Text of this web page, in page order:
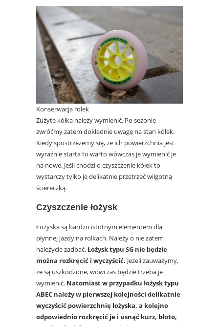
Konserwacja rolek
Zużyte kółka należy wymienić. Po sezonie
zwróćmy zatem dokładnie uwagę na stan kółek.
Kiedy spostrzeżemy się, że ich powierzchnia jest
wyraźnie starta to warto wówczas je wymienić je
na nowe. Jeśli chodzi o czyszczenie kółek to
wystarczy tylko je delikatnie przetrzeć wilgotną
ściereczką.
Czyszczenie łożysk
Łożyska są bardzo istotnym elementem dla
płynnej jazdy na rolkach. Należy o nie zatem
należycie zadbać.Łożysk typu SG nie będzie
można rozkręcić i wyczyścić. Jeżeli zauważymy,
że są uszkodzone, wówczas będzie trzeba je
wymienić. Natomiast w przypadku łożysk typu
ABEC należy w pierwszej kolejności delikatnie
wyczyścić powierzchnię łożyska, a kolejno
odpowiednio rozkręcić je i usnąć kurz, błoto,